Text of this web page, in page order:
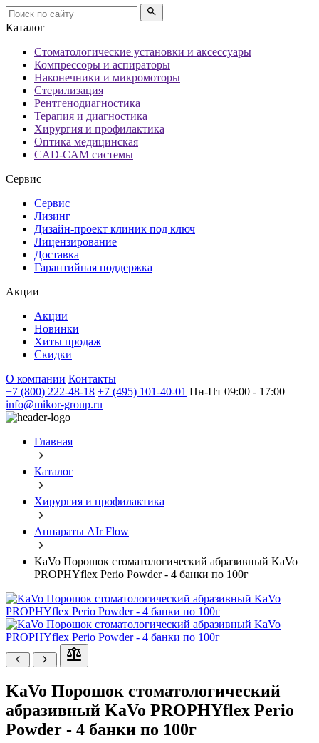
Каталог
Стоматологические установки и аксессуары
Компрессоры и аспираторы
Наконечники и микромоторы
Стерилизация
Рентгенодиагностика
Терапия и диагностика
Хирургия и профилактика
Оптика медицинская
CAD-CAM системы
Сервис
Сервис
Лизинг
Дизайн-проект клиник под ключ
Лицензирование
Доставка
Гарантийная поддержка
Акции
Акции
Новинки
Хиты продаж
Скидки
О компании Контакты
+7 (800) 222-48-18 +7 (495) 101-40-01 Пн-Пт 09:00 - 17:00
info@mikor-group.ru
Главная
Каталог
Хирургия и профилактика
Аппараты AIr Flow
KaVo Порошок стоматологический абразивный KaVo
PROPHYflex Perio Powder - 4 банки по 100г
KaVo Порошок стоматологический
абразивный KaVo PROPHYflex Perio
Powder - 4 банки по 100г